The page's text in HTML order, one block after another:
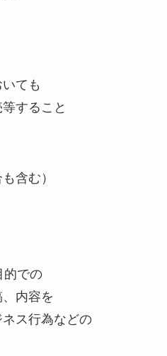
ても
すること
含む）
的での
内容を
ス行為などの